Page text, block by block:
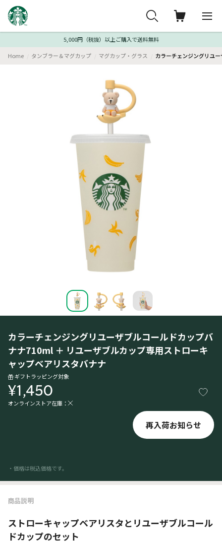
5,000円（税抜）以上ご購入で送料無料
Home タンブラー＆マグカップ マグカップ・グラス カラーチェンジングリユ
カラーチェンジングリユーザブルコールドカップバ
ナナ710ml ＋ リユーザブルカップ専用ストローキ
ャップベアリスタバナナ
ギフトラッピング対象
¥1,450
オンラインストア在庫：
再入荷お知らせ
・価格は税込価格です。
商品説明
ストローキャップベアリスタとリユーザブルコール
ドカップのセット